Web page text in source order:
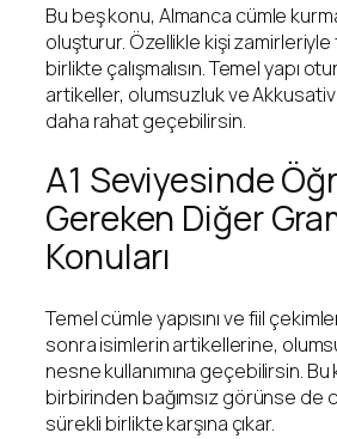
Bu beş konu, Almanca cümle
oluşturur. Özellikle kişi
birlikte çalışmalısın. Temel yapı
artikeller, olumsuzluk ve
daha rahat geçebilirsin.
A1 Seviyesinde
Gereken Diğer
Konuları
Temel cümle yapısını ve fiil
sonra isimlerin artikellerine,
nesne kullanımına geçebilirsin.
birbirinden bağımsız görünse de
sürekli birlikte karşına çıkar.